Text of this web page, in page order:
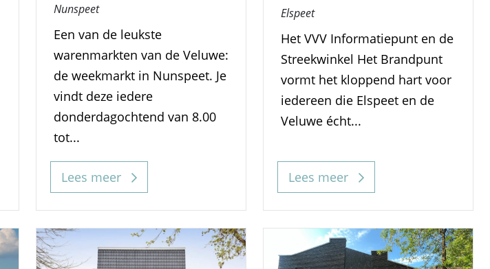
Nunspeet
Een van de leukste
warenmarkten van de Veluwe:
de weekmarkt in Nunspeet. Je
vindt deze iedere
donderdagochtend van 8.00
tot...
Lees meer
Elspeet
Het VVV Informatiepunt en de
Streekwinkel Het Brandpunt
vormt het kloppend hart voor
iedereen die Elspeet en de
Veluwe écht...
Lees meer